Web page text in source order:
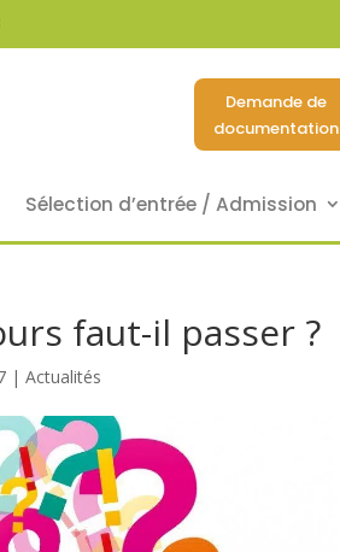
Demande de
documentation
Sélection d’entrée / Admission
faut-il passer ?
| Actualités